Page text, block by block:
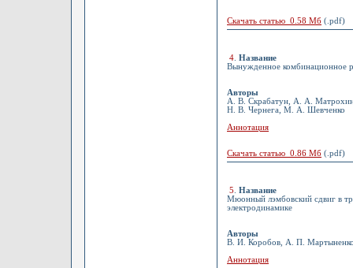
Скачать статью 0.58 Мб (.pdf)
4 Название
Вынужденное комбинационное
Авторы
А. В. Скрабатун, А. А.
Н. В. Чернега, М. А. Шевченко
Аннотация
Скачать статью 0.86 Мб (.pdf)
5
Название
Мюонный лэмбовский сдвиг в
электродинамике
Авторы
В. И. Коробов, А. П.
Аннотация